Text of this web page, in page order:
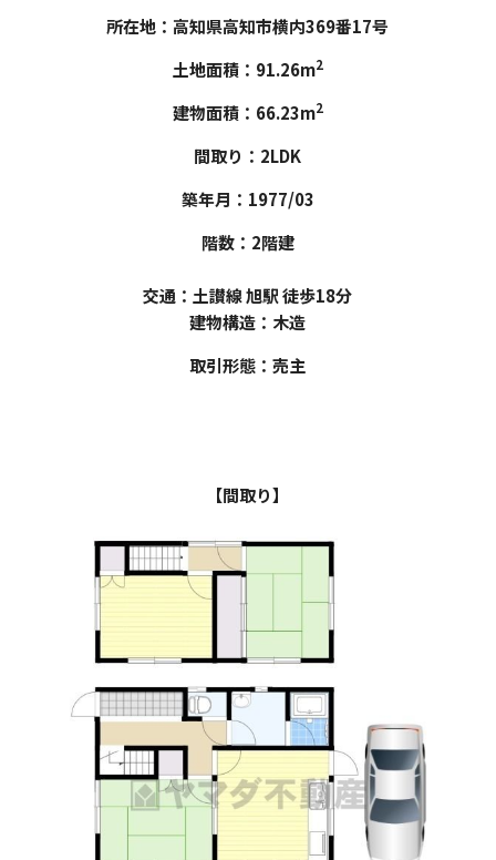
所在地：高知県高知市横内369番17号
土地面積：91.26m2
建物面積：66.23m2
間取り：2LDK
築年月：1977/03
階数：2階建
交通：土讃線 旭駅 徒歩18分
建物構造：木造
取引形態：売主
【間取り】